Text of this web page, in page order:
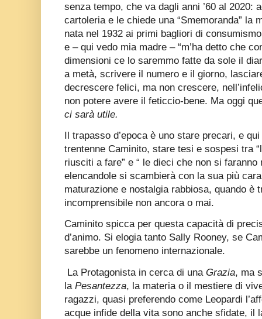
senza tempo, che va dagli anni ’60 al 2020:
cartoleria e le chiede una “Smemoranda” la
nata nel 1932 ai primi bagliori di
e – qui vedo mia madre – “m’ha detto che
dimensioni ce lo saremmo fatte da sole il
a metà, scrivere il numero e il giorno,
decrescere felici, ma non crescere,
non potere avere il feticcio-bene. Ma oggi
ci sarà utile.
Il trapasso d’epoca è uno stare precari, e
trentenne Caminito, stare tesi e sospesi tra
riusciti a fare” e “ le dieci che non si faranno
elencandole si scambierà con la sua più
maturazione e nostalgia rabbiosa, quando è
incomprensibile non ancora o mai.
Caminito spicca per questa capacità di
d’animo. Si elogia tanto Sally Rooney, se
sarebbe un fenomeno internazionale.
La Protagonista in cerca di una Grazia, ma
la Pesantezza, la materia o il mestiere di
ragazzi, quasi preferendo come Leopardi
acque infide della vita sono anche sfidate, il